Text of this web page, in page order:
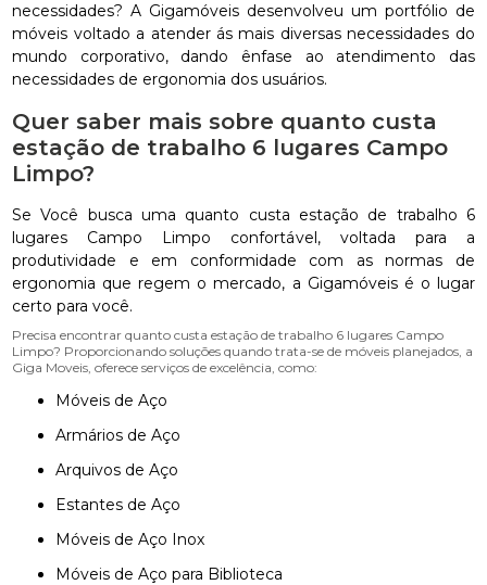
necessidades? A Gigamóveis desenvolveu um portfólio de
móveis voltado a atender ás mais diversas necessidades do
mundo corporativo, dando ênfase ao atendimento das
necessidades de ergonomia dos usuários.
Quer saber mais sobre quanto custa
estação de trabalho 6 lugares Campo
Limpo?
Se Você busca uma quanto custa estação de trabalho 6
lugares Campo Limpo confortável, voltada para a
produtividade e em conformidade com as normas de
ergonomia que regem o mercado, a Gigamóveis é o lugar
certo para você.
Precisa encontrar quanto custa estação de trabalho 6 lugares Campo
Limpo? Proporcionando soluções quando trata-se de móveis planejados, a
Giga Moveis, oferece serviços de excelência, como:
Móveis de Aço
Armários de Aço
Arquivos de Aço
Estantes de Aço
Móveis de Aço Inox
Móveis de Aço para Biblioteca